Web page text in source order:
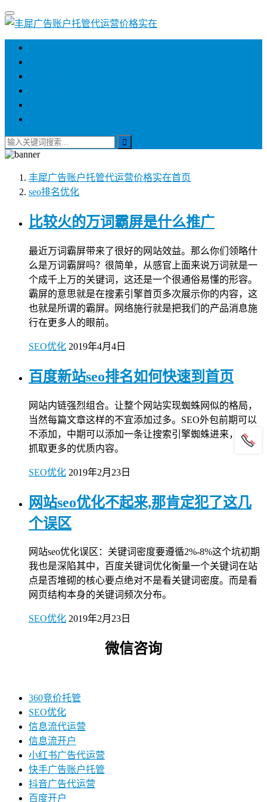
丰犀广告账户托管代运营价格实在首页
seo排名优化
比较火的万词霸屏是什么推广
最近万词霸屏带来了很好的网站效益。那么你们领略什
么是万词霸屏吗？很简单，从感官上面来说万词就是一
个成千上万的关键词，这还是一个很通俗易懂的形容。
霸屏的意思就是在搜素引擎首页多次展示你的内容，这
也就是所谓的霸屏。网络施行就是把我们的产品消息施
行在更多人的眼前。
SEO优化 2019年4月4日
百度新站seo排名如何快速到首页
网站内链强烈组合。让整个网站实现蜘蛛网似的格局，
当然每篇文章这样的不宜添加过多。SEO外包前期可以
不添加，中期可以添加一条让搜索引擎蜘蛛进来，可以
抓取更多的优质内容。
SEO优化 2019年2月23日
网站seo优化不起来,那肯定犯了这几
个误区
网站seo优化误区：关键词密度要遵循2%-8%这个坑初期
我也是深陷其中，百度关键词优化衡量一个关键词在站
点是否堆砌的核心要点绝对不是看关键词密度。而是看
网页结构本身的关键词频次分布。
SEO优化 2019年2月23日
微信咨询
360竞价托管
SEO优化
信息流代运营
信息流开户
小红书广告代运营
快手广告账户托管
抖音广告代运营
百度开户